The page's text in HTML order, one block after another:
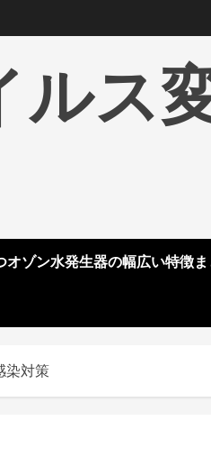
ス
ゾン水発生器の幅広い特徴
染対策